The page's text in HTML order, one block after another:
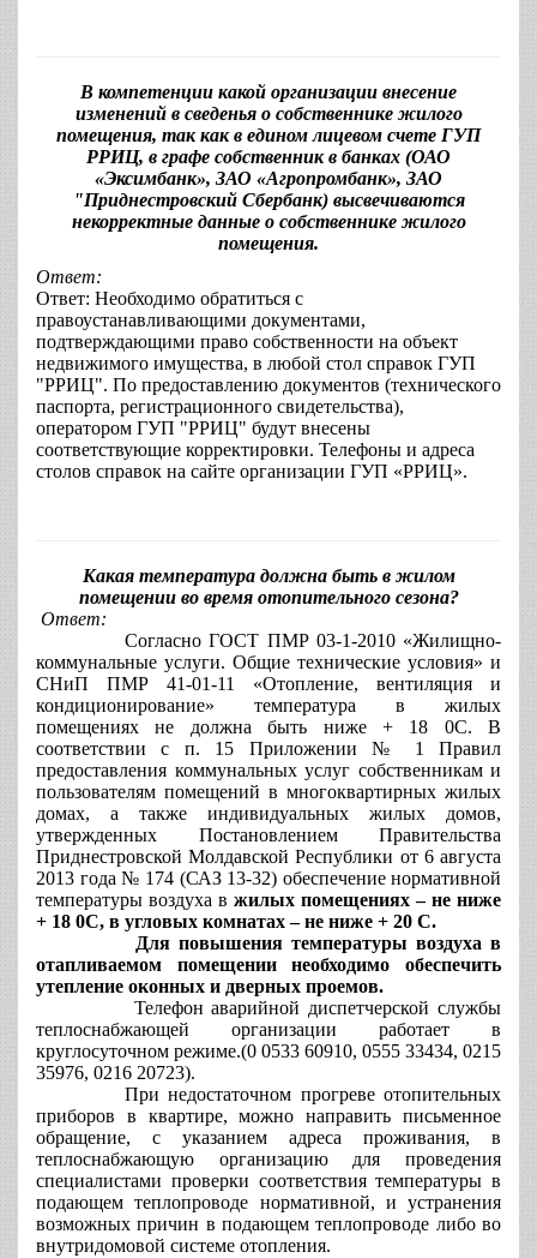
В компетенции какой организации внесение
изменений в сведенья о собственнике жилого
помещения, так как в едином лицевом счете ГУП
РРИЦ, в графе собственник в банках (ОАО
«Эксимбанк», ЗАО «Агропромбанк», ЗАО
"Приднестровский Сбербанк) высвечиваются
некорректные данные о собственнике жилого
помещения.
Ответ:
Ответ: Необходимо обратиться с
правоустанавливающими документами,
подтверждающими право собственности на объект
недвижимого имущества, в любой стол справок ГУП
"РРИЦ". По предоставлению документов (технического
паспорта, регистрационного свидетельства),
оператором ГУП "РРИЦ" будут внесены
соответствующие корректировки. Телефоны и адреса
столов справок на сайте организации ГУП «РРИЦ».
Какая температура должна быть в жилом
помещении во время отопительного сезона?
Ответ:
Согласно ГОСТ ПМР 03-1-2010 «Жилищно-
коммунальные услуги. Общие технические условия» и
СНиП ПМР 41-01-11 «Отопление, вентиляция и
кондиционирование» температура в жилых
помещениях не должна быть ниже + 18 0С. В
соответствии с п. 15 Приложении № 1 Правил
предоставления коммунальных услуг собственникам и
пользователям помещений в многоквартирных жилых
домах, а также индивидуальных жилых домов,
утвержденных Постановлением Правительства
Приднестровской Молдавской Республики от 6 августа
2013 года № 174 (САЗ 13-32) обеспечение нормативной
температуры воздуха в жилых помещениях – не ниже
+ 18 0С, в угловых комнатах – не ниже + 20 С.
Для повышения температуры воздуха в
отапливаемом помещении необходимо обеспечить
утепление оконных и дверных проемов.
Телефон аварийной диспетчерской службы
теплоснабжающей организации работает в
круглосуточном режиме.(0 0533 60910, 0555 33434, 0215
35976, 0216 20723).
При недостаточном прогреве отопительных
приборов в квартире, можно направить письменное
обращение, с указанием адреса проживания, в
теплоснабжающую организацию для проведения
специалистами проверки соответствия температуры в
подающем теплопроводе нормативной, и устранения
возможных причин в подающем теплопроводе либо во
внутридомовой системе отопления.